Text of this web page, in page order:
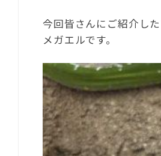
今回皆さんにご紹介し
メガエルです。